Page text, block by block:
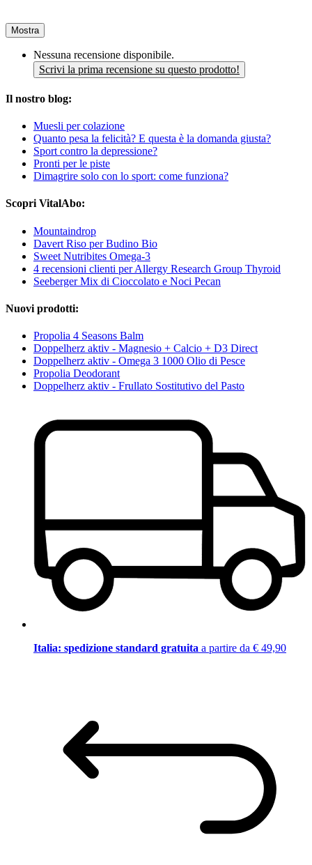
Mostra
Nessuna recensione disponibile.
Scrivi la prima recensione su questo prodotto!
Il nostro blog:
Muesli per colazione
Quanto pesa la felicità? E questa è la domanda giusta?
Sport contro la depressione?
Pronti per le piste
Dimagrire solo con lo sport: come funziona?
Scopri VitalAbo:
Mountaindrop
Davert Riso per Budino Bio
Sweet Nutribites Omega-3
4 recensioni clienti per Allergy Research Group Thyroid
Seeberger Mix di Cioccolato e Noci Pecan
Nuovi prodotti:
Propolia 4 Seasons Balm
Doppelherz aktiv - Magnesio + Calcio + D3 Direct
Doppelherz aktiv - Omega 3 1000 Olio di Pesce
Propolia Deodorant
Doppelherz aktiv - Frullato Sostitutivo del Pasto
Italia: spedizione standard gratuita a partire da € 49,90